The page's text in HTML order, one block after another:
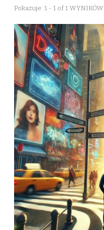
Pokazuje: 1 - 1 of 1 WYNIKÓW